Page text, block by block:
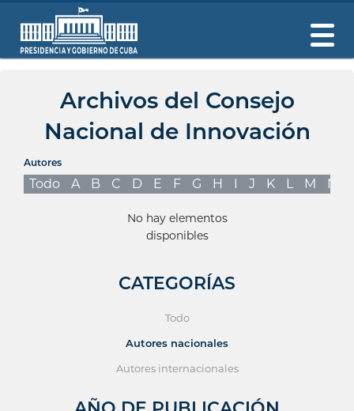
Archivos del Consejo
Nacional de Innovación
Autores
Todo A B C D E F G H I J K L M N
No hay elementos
disponibles
CATEGORÍAS
Todo
Autores nacionales
Autores internacionales